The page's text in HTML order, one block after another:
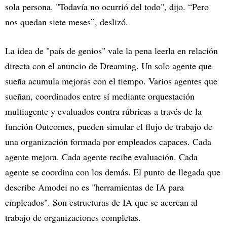
sola persona. "Todavía no ocurrió del todo", dijo. “Pero
nos quedan siete meses”, deslizó.
La idea de "país de genios" vale la pena leerla en relación
directa con el anuncio de Dreaming. Un solo agente que
sueña acumula mejoras con el tiempo. Varios agentes que
sueñan, coordinados entre sí mediante orquestación
multiagente y evaluados contra rúbricas a través de la
función Outcomes, pueden simular el flujo de trabajo de
una organización formada por empleados capaces. Cada
agente mejora. Cada agente recibe evaluación. Cada
agente se coordina con los demás. El punto de llegada que
describe Amodei no es "herramientas de IA para
empleados". Son estructuras de IA que se acercan al
trabajo de organizaciones completas.